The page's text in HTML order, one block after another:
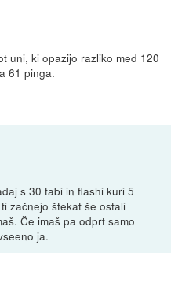
uni, ki opazijo razliko med 120
61 pinga.
s 30 tabi in flashi kuri 5
začnejo štekat še ostali
Če imaš pa odprt samo
ja.